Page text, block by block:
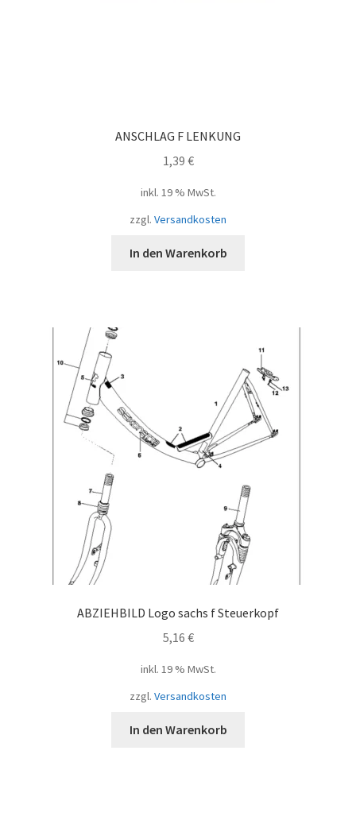
ANSCHLAG F LENKUNG
1,39 €
inkl. 19 % MwSt.
zzgl. Versandkosten
In den Warenkorb
ABZIEHBILD Logo sachs f Steuerkopf
5,16 €
inkl. 19 % MwSt.
zzgl. Versandkosten
In den Warenkorb